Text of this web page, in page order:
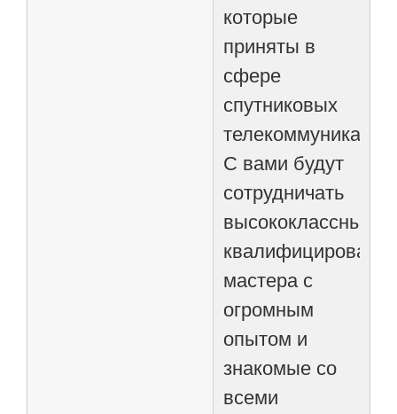
которые
приняты в
сфере
спутниковых
С вами будут
сотрудничать
высококлассные,
мастера с
огромным
опытом и
знакомые со
всеми